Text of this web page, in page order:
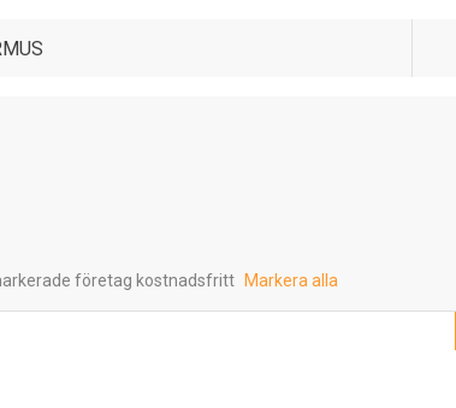
företag kostnadsfritt Markera alla